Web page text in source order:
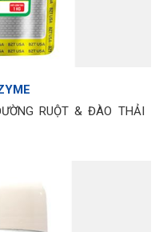
RUỘT & ĐÀO THẢI